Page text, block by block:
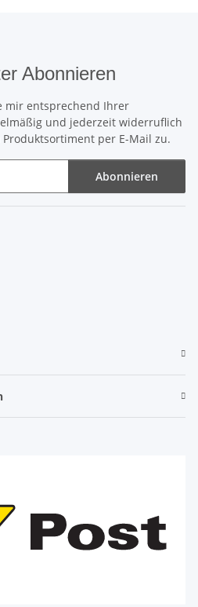
Abonnieren
mir entsprechend Ihrer
und jederzeit widerruflich
per E-Mail zu.
Abonnieren